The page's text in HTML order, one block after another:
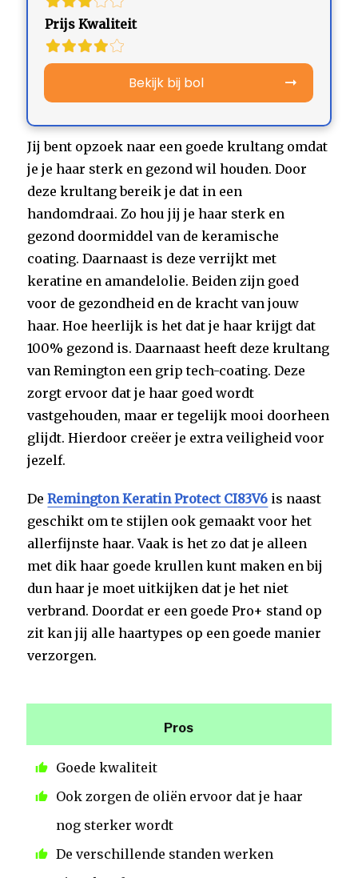
Prijs Kwaliteit
Bekijk bij bol
Jij bent opzoek naar een goede krultang omdat
je je haar sterk en gezond wil houden. Door
deze krultang bereik je dat in een
handomdraai. Zo hou jij je haar sterk en
gezond doormiddel van de keramische
coating. Daarnaast is deze verrijkt met
keratine en amandelolie. Beiden zijn goed
voor de gezondheid en de kracht van jouw
haar. Hoe heerlijk is het dat je haar krijgt dat
100% gezond is. Daarnaast heeft deze krultang
van Remington een grip tech-coating. Deze
zorgt ervoor dat je haar goed wordt
vastgehouden, maar er tegelijk mooi doorheen
glijdt. Hierdoor creëer je extra veiligheid voor
jezelf.
DeRemington Keratin Protect CI83V6 is naast
geschikt om te stijlen ook gemaakt voor het
allerfijnste haar. Vaak is het zo dat je alleen
met dik haar goede krullen kunt maken en bij
dun haar je moet uitkijken dat je het niet
verbrand. Doordat er een goede Pro+ stand op
zit kan jij alle haartypes op een goede manier
verzorgen.
Pros
Goede kwaliteit
Ook zorgen de oliën ervoor dat je haar
nog sterker wordt
De verschillende standen werken